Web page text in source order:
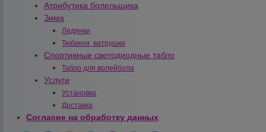
Атрибутика болельщика
Зима
Ледянки
Тюбинги, ватрушки
Спортивные светодиодные табло
Табло для волейбола
Услуги
Установка
Доставка
Согласие на обработку данных